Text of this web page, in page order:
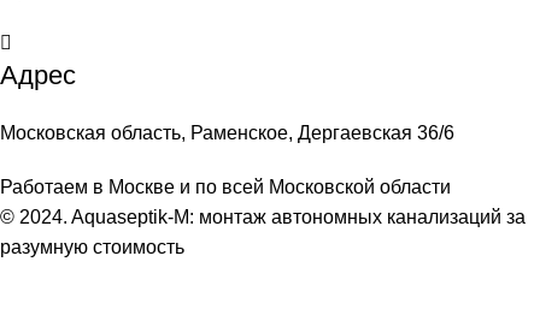
Адрес
Московская область, Раменское, Дергаевская 36/6
Работаем в Москве и по всей Московской области
© 2024. Aquaseptik-M: монтаж автономных канализаций за
разумную стоимость